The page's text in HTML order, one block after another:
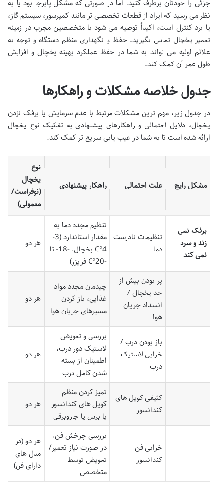
جزئی را خودتان برطرف کنید. اما در صورتی که مشکل پابرجا بود یا به
نظر می رسید که ایراد از قطعات تخصصی تر مانند کمپرسور، سیستم گاز،
یا برد کنترل است، اکیداً توصیه می شود با متخصصین مجرب در زمینه
تعمیر یخچال تماس بگیرید. حفظ و نگهداری منظم دستگاه و توجه به
علائم اولیه می تواند به شما در حفظ عملکرد بهینه یخچال و افزایش
طول عمر آن کمک کند.
جدول خلاصه مشکلات و راهکارها
در جدول زیر، مهم ترین مشکلات مرتبط با عدم سرمایش یا برفک نزدن
یخچال، دلایل احتمالی و راهکارهای پیشنهادی به تفکیک نوع یخچال
ارائه شده است تا به شما در عیب یابی سریع تر کمک کند.
مشکل رایج علت احتمالی راهکار پیشنهادی
نوع
یخچال
(نوفراست/
معمولی)
برفک نمی
زند و سرد
نمی کند
تنظیمات نادرست
دما
تنظیم مجدد دما به
مقدار استاندارد (3-
4°C یخچال، -18- تا
-20°C فریزر)
هر دو
پر بودن بیش از
حد یخچال /
انسداد جریان
هوا
چیدمان مجدد مواد
غذایی، باز کردن
مسیرهای جریان هوا
هر دو
باز بودن درب /
خرابی لاستیک
درب
بررسی و تعویض
لاستیک دور درب،
اطمینان از بسته
شدن کامل درب
هر دو
کثیفی کویل های
کندانسور
تمیز کردن منظم
کویل های کندانسور
با برس یا جاروبرقی
هر دو
خرابی فن
کندانسور
بررسی چرخش فن،
در صورت نیاز تعمیر/
تعویض توسط
متخصص
هر دو (در
مدل های
دارای فن)